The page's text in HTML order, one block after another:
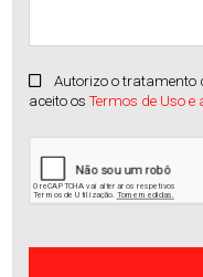
Autorizo o tratamento
aceito os Termos de Uso